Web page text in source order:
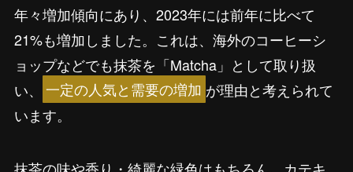
年々増加傾向にあり、2023年には前年に比べて
21%も増加しました。これは、海外のコーヒーシ
ョップなどでも抹茶を「Matcha」として取り扱
い、
一定の人気と需要の増加 が理由と考えられて
います。
抹茶の味や香り・綺麗な緑色はもちろん、カテキ